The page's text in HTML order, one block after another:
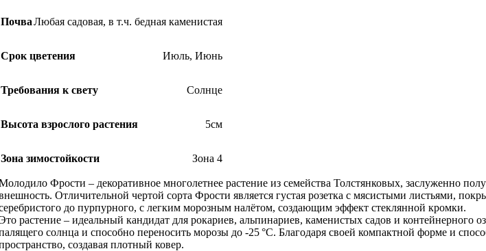
ПочваЛюбая садовая, в т.ч. бедная каменистая
Срок цветения Июль, Июнь
Требования к свету Солнце
Высота взрослого растения 5см
Зона зимостойкости Зона 4
Фрости – декоративное многолетнее растение из семейства Толстянковых, заслуженно
Отличительной чертой сорта Фрости является густая розетка с мясистыми листьями,
до пурпурного, с легким морозным налётом, создающим эффект стеклянной кромки.
растение – идеальный кандидат для рокариев, альпинариев, каменистых садов и
солнца и способно переносить морозы до -25 °C. Благодаря своей компактной форме и
создавая плотный ковер.